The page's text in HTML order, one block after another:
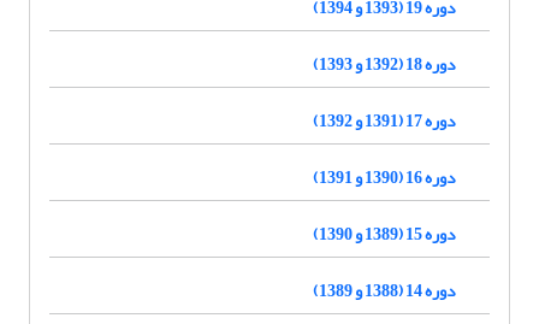
دوره 19 (1393 و 1394)
دوره 18 (1392 و 1393)
دوره 17 (1391 و 1392)
دوره 16 (1390 و 1391)
دوره 15 (1389 و 1390)
دوره 14 (1388 و 1389)